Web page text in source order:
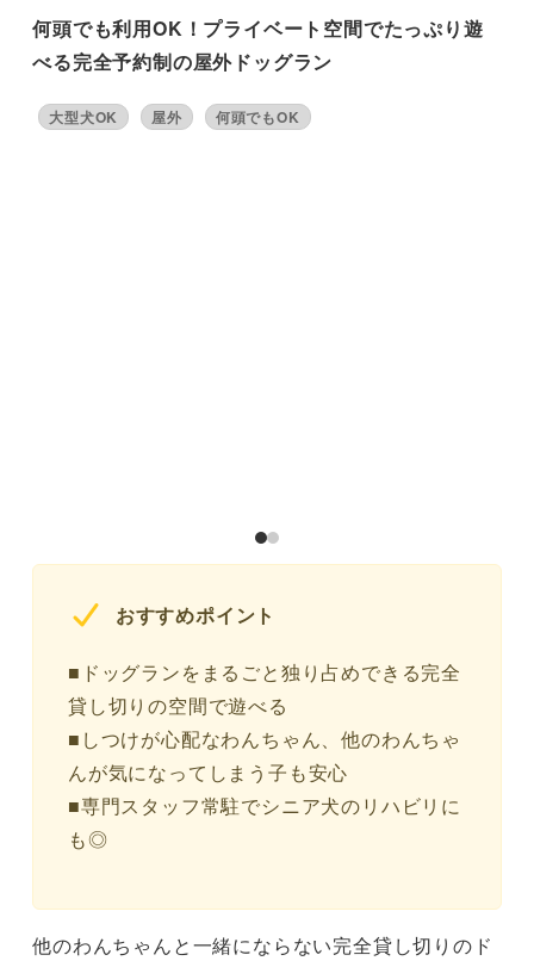
何頭でも利用OK！プライベート空間でたっぷり遊
べる完全予約制の屋外ドッグラン
大型犬OK 屋外 何頭でもOK
おすすめポイント
■ドッグランをまるごと独り占めできる完全
貸し切りの空間で遊べる
■しつけが心配なわんちゃん、他のわんちゃ
んが気になってしまう子も安心
■専門スタッフ常駐でシニア犬のリハビリに
も◎
他のわんちゃんと一緒にならない完全貸し切りのド